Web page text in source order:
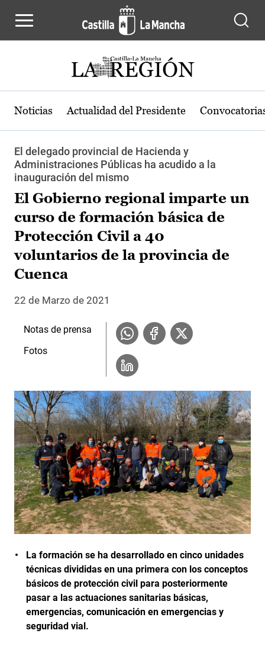
Noticias Actualidad del Presidente
El delegado provincial de Hacienda y
Administraciones Públicas ha acudido a la
inauguración del mismo
El Gobierno regional imparte un
curso de formación básica de
Protección Civil a 40
voluntarios de la provincia de
Cuenca
22 de Marzo de 2021
La formación se ha desarrollado en cinco unidades
técnicas divididas en una primera con los conceptos
básicos de protección civil para posteriormente
pasar a las actuaciones sanitarias básicas,
emergencias, comunicación en emergencias y
seguridad vial.
Notas de prensa
Fotos